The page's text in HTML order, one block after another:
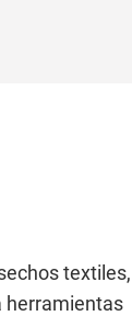
textiles,
herramientas